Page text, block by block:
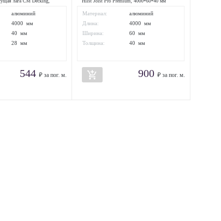
алюминий
4000 мм
40 мм
28 мм
544₽ за пог. м.
Материал:
алюминий
Длина:
4000 мм
Ширина:
60 мм
Толщина:
40 мм
add_shopping_cart 900 ₽ за пог. м.